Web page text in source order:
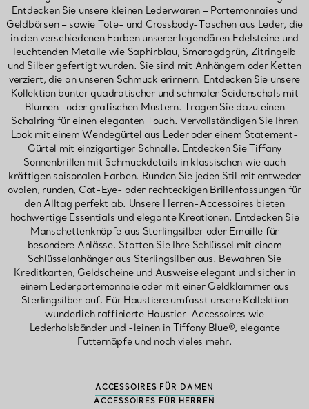
Entdecken Sie unsere kleinen Lederwaren – Portemonnaies und
Geldbörsen – sowie Tote- und Crossbody-Taschen aus Leder, die
in den verschiedenen Farben unserer legendären Edelsteine und
leuchtenden Metalle wie Saphirblau, Smaragdgrün, Zitringelb
und Silber gefertigt wurden. Sie sind mit Anhängern oder Ketten
verziert, die an unseren Schmuck erinnern. Entdecken Sie unsere
Kollektion bunter quadratischer und schmaler Seidenschals mit
Blumen- oder grafischen Mustern. Tragen Sie dazu einen
Schalring für einen eleganten Touch. Vervollständigen Sie Ihren
Look mit einem Wendegürtel aus Leder oder einem Statement-
Gürtel mit einzigartiger Schnalle. Entdecken Sie Tiffany
Sonnenbrillen mit Schmuckdetails in klassischen wie auch
kräftigen saisonalen Farben. Runden Sie jeden Stil mit entweder
ovalen, runden, Cat-Eye- oder rechteckigen Brillenfassungen für
den Alltag perfekt ab. Unsere Herren-Accessoires bieten
hochwertige Essentials und elegante Kreationen. Entdecken Sie
Manschettenknöpfe aus Sterlingsilber oder Emaille für
besondere Anlässe. Statten Sie Ihre Schlüssel mit einem
Schlüsselanhänger aus Sterlingsilber aus. Bewahren Sie
Kreditkarten, Geldscheine und Ausweise elegant und sicher in
einem Lederportemonnaie oder mit einer Geldklammer aus
Sterlingsilber auf. Für Haustiere umfasst unsere Kollektion
wunderlich raffinierte Haustier-Accessoires wie
Lederhalsbänder und -leinen in Tiffany Blue®, elegante
Futternäpfe und noch vieles mehr.
ACCESSOIRES FÜR DAMEN
ACCESSOIRES FÜR HERREN